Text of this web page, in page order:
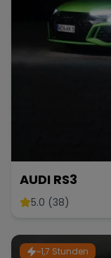
Bentley
AUDI RS3
5.0 (38)
~1,7 Stunden